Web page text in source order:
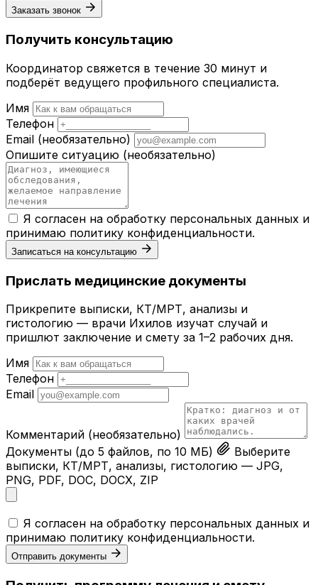
Заказать звонок
Получить консультацию
Координатор свяжется в течение 30 минут и
подберёт ведущего профильного специалиста.
Имя
Телефон
Email (необязательно)
Опишите ситуацию (необязательно)
Я согласен на обработку персональных данных и
принимаю политику конфиденциальности.
Записаться на консультацию
Прислать медицинские документы
Прикрепите выписки, КТ/МРТ, анализы и
гистологию — врачи Ихилов изучат случай и
пришлют заключение и смету за 1–2 рабочих дня.
Имя
Телефон
Email
Комментарий (необязательно)
Документы (до 5 файлов, по 10 МБ)
Выберите
выписки, КТ/МРТ, анализы, гистологию — JPG,
PNG, PDF, DOC, DOCX, ZIP
Я согласен на обработку персональных данных и
принимаю политику конфиденциальности.
Отправить документы